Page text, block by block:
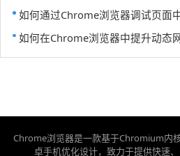
如何通过Chrome浏览器调试页面
如何在Chrome浏览器中提升动态
Chrome浏览器是一款基于Chromium内
卓手机优化设计，致力于提供快速